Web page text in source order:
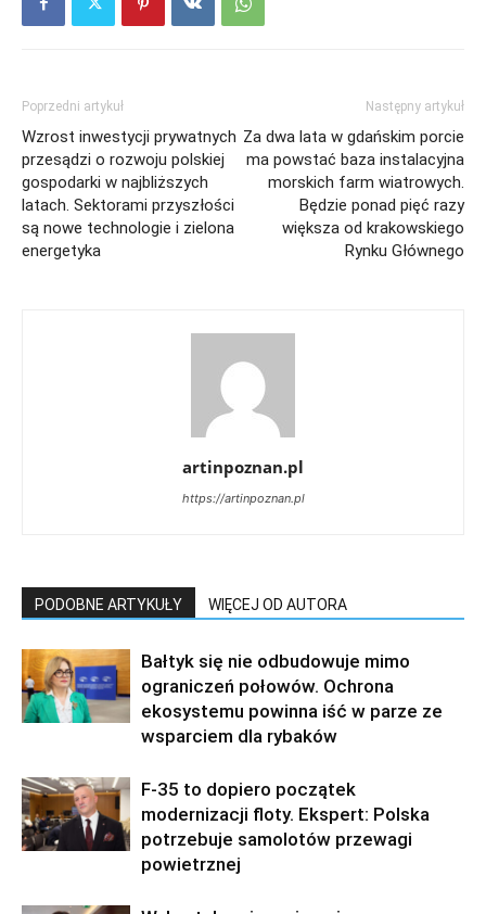
Poprzedni artykuł
Wzrost inwestycji prywatnych
przesądzi o rozwoju polskiej
gospodarki w najbliższych
latach. Sektorami przyszłości
są nowe technologie i zielona
energetyka
Następny artykuł
Za dwa lata w gdańskim porcie
ma powstać baza instalacyjna
morskich farm wiatrowych.
Będzie ponad pięć razy
większa od krakowskiego
Rynku Głównego
artinpoznan.pl
https://artinpoznan.pl
PODOBNE ARTYKUŁY WIĘCEJ OD AUTORA
Bałtyk się nie odbudowuje mimo
ograniczeń połowów. Ochrona
ekosystemu powinna iść w parze ze
wsparciem dla rybaków
F-35 to dopiero początek
modernizacji floty. Ekspert: Polska
potrzebuje samolotów przewagi
powietrznej